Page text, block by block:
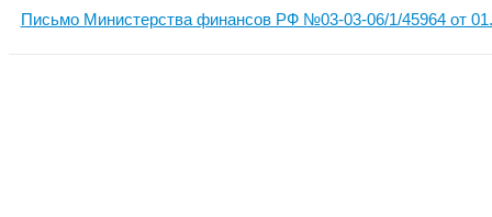
Письмо Министерства финансов РФ №03-03-06/1/45964 от